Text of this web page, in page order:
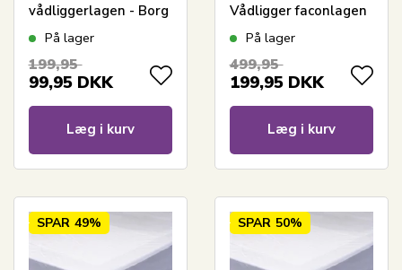
vådliggerlagen - Borg
LivingPå lager
199,95
99,95 DKK
Læg i kurv
Vådligger faconlagen
til enkelt seng -
madrasbeskytter
På lager
499,95
199,95 DKK
Læg i kurv
SPAR 49% SPAR 50%